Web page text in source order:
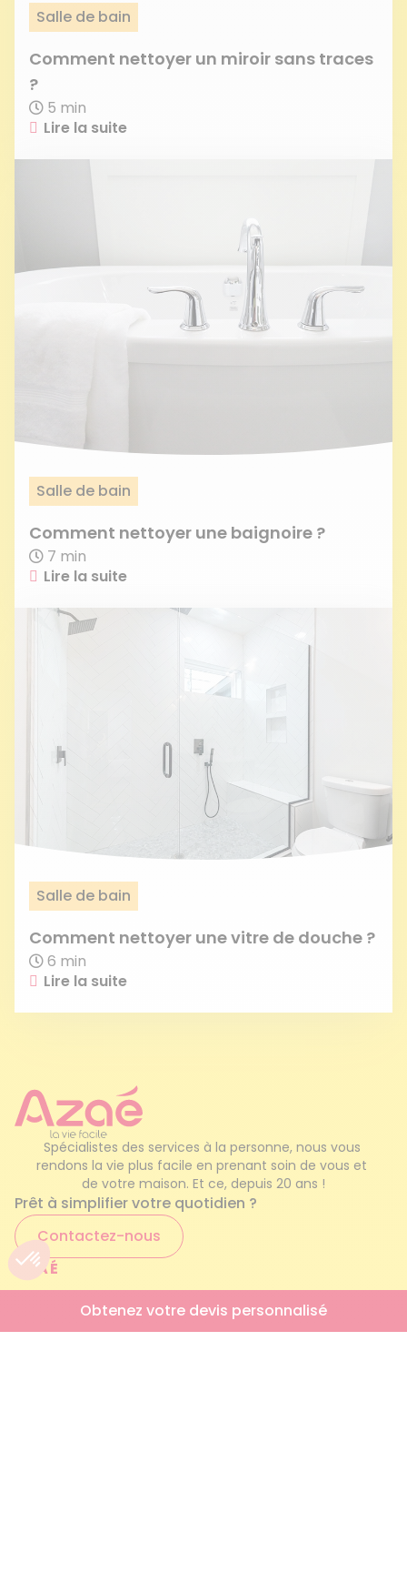
Salle de bain
Comment nettoyer un miroir sans traces
?
5 min
Lire la suite
Salle de bain
Comment nettoyer une baignoire ?
7 min
Lire la suite
Salle de bain
Comment nettoyer une vitre de douche ?
6 min
Lire la suite
Spécialistes des services à la personne, nous vous
rendons la vie plus facile en prenant soin de vous et
de votre maison. Et ce, depuis 20 ans !
Prêt à simplifier votre quotidien ?
Contactez-nous
AZAÉ
Nos services à la personne
Obtenez votre devis personnalisé